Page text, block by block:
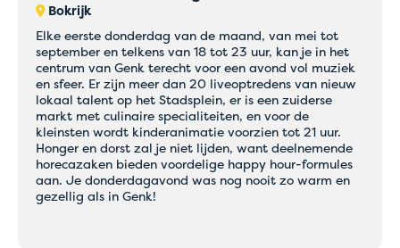
Bokrijk
Elke eerste donderdag van de maand, van mei tot
september en telkens van 18 tot 23 uur, kan je in het
centrum van Genk terecht voor een avond vol muziek
en sfeer. Er zijn meer dan 20 liveoptredens van nieuw
lokaal talent op het Stadsplein, er is een zuiderse
markt met culinaire specialiteiten, en voor de
kleinsten wordt kinderanimatie voorzien tot 21 uur.
Honger en dorst zal je niet lijden, want deelnemende
horecazaken bieden voordelige happy hour-formules
aan. Je donderdagavond was nog nooit zo warm en
gezellig als in Genk!